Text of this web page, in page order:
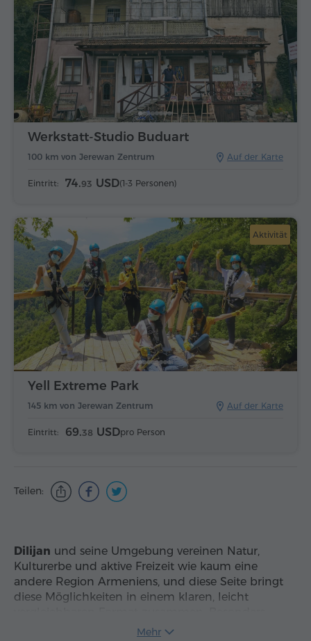
Auf der Karte
100 km von Jerewan Zentrum
Werkstatt-Studio Buduart
Eintritt: 74.93 USD(1-3 Personen)
Aktivität
Auf der Karte
145 km von Jerewan Zentrum
Yell Extreme Park
Eintritt: 69.38 USDpro Person
Teilen:
Dilijan und seine Umgebung vereinen Natur,
Kulturerbe und aktive Freizeit wie kaum eine
andere Region Armeniens, und diese Seite bringt
diese Möglichkeiten in einem klaren, leicht
nützlich ist sie für Besucher, die nach
Mehr